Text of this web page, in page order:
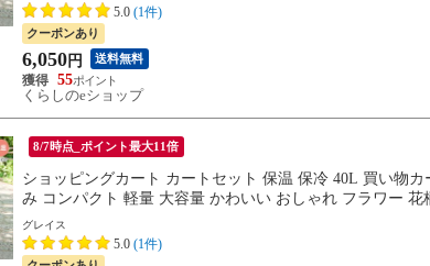
5.0 (1件)
クーポンあり
6,050 円 送料無料
55
くらしのeショップ
8/7時点_ポイント最大11倍
ショッピングカート カートセット 保温 保冷 40L 買い物
み コンパクト 軽量 大容量 かわいい おしゃれ フラワー 花
グレイス
5.0 (1件)